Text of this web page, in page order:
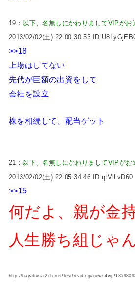
19： 以下、名無しにかわりましてVIPがお
2013/02/02(土) 22:00:30.53
>>18
上場はしてない
先代が巨額の出資をして
会社を設立
株を相続して、配当ゲット
21： 以下、名無しにかわりましてVIPがお
2013/02/02(土) 22:05:34.46 ID:qtVlLvD60
>>15
何だよ、親が金
人生勝ち組じゃ
http://hayabusa.2ch.net/test/read.cgi/news4vip/